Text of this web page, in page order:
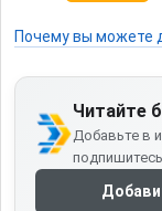
Почему вы можете
Читайте
Добавьте в